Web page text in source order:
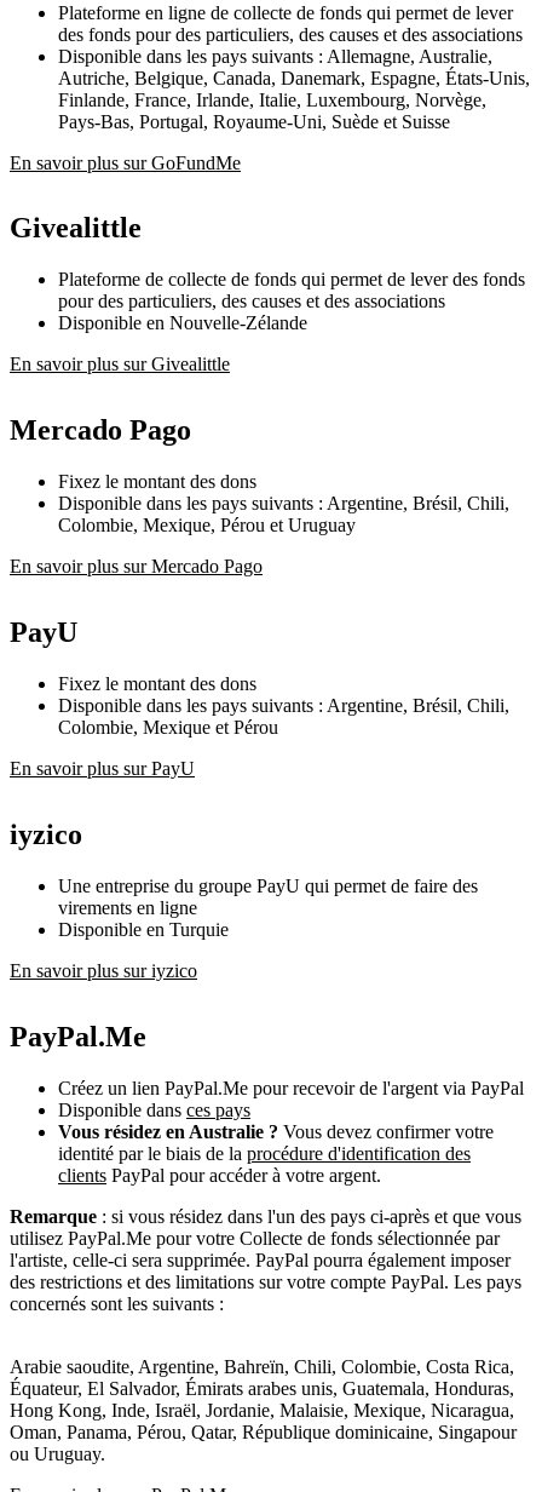
Plateforme en ligne de collecte de fonds qui permet de lever
des fonds pour des particuliers, des causes et des associations
Disponible dans les pays suivants : Allemagne, Australie,
Autriche, Belgique, Canada, Danemark, Espagne, États-Unis,
Finlande, France, Irlande, Italie, Luxembourg, Norvège,
Pays-Bas, Portugal, Royaume-Uni, Suède et Suisse
En savoir plus sur GoFundMe
Givealittle
Plateforme de collecte de fonds qui permet de lever des fonds
pour des particuliers, des causes et des associations
Disponible en Nouvelle-Zélande
En savoir plus sur Givealittle
Mercado Pago
Fixez le montant des dons
Disponible dans les pays suivants : Argentine, Brésil, Chili,
Colombie, Mexique, Pérou et Uruguay
En savoir plus sur Mercado Pago
PayU
Fixez le montant des dons
Disponible dans les pays suivants : Argentine, Brésil, Chili,
Colombie, Mexique et Pérou
En savoir plus sur PayU
iyzico
Une entreprise du groupe PayU qui permet de faire des
virements en ligne
Disponible en Turquie
En savoir plus sur iyzico
PayPal.Me
Créez un lien PayPal.Me pour recevoir de l'argent via PayPal
Disponible dans ces pays
Vous résidez en Australie ? Vous devez confirmer votre
identité par le biais de la procédure d'identification des
clients PayPal pour accéder à votre argent.
Remarque : si vous résidez dans l'un des pays ci-après et que vous
utilisez PayPal.Me pour votre Collecte de fonds sélectionnée par
l'artiste, celle-ci sera supprimée. PayPal pourra également imposer
des restrictions et des limitations sur votre compte PayPal. Les pays
concernés sont les suivants :
Arabie saoudite, Argentine, Bahreïn, Chili, Colombie, Costa Rica,
Équateur, El Salvador, Émirats arabes unis, Guatemala, Honduras,
Hong Kong, Inde, Israël, Jordanie, Malaisie, Mexique, Nicaragua,
Oman, Panama, Pérou, Qatar, République dominicaine, Singapour
ou Uruguay.